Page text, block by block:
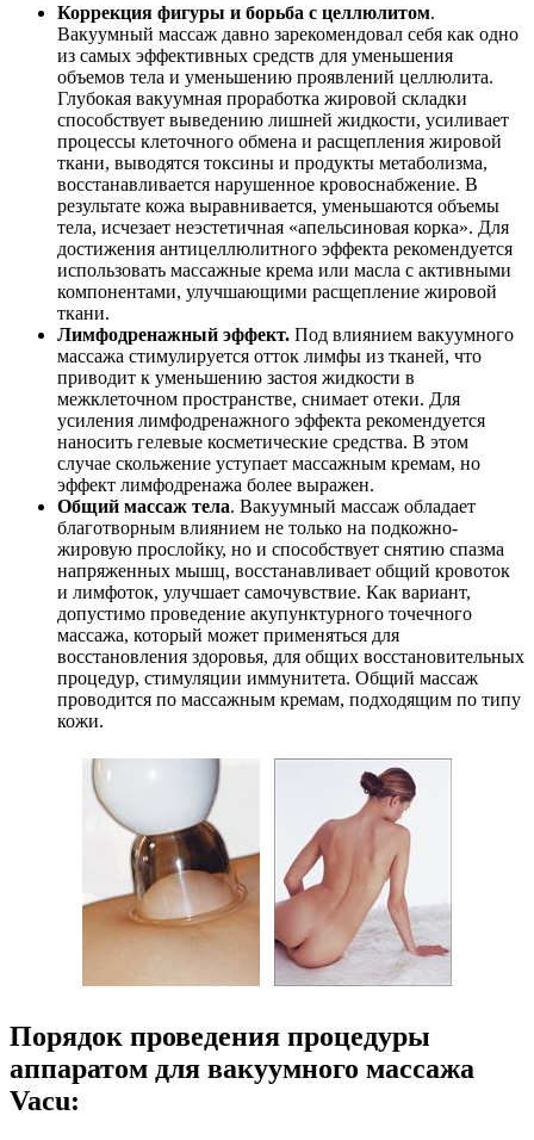
Коррекция фигуры и борьба с целлюлитом.
Вакуумный массаж давно зарекомендовал себя как одно
из самых эффективных средств для уменьшения
объемов тела и уменьшению проявлений целлюлита.
Глубокая вакуумная проработка жировой складки
способствует выведению лишней жидкости, усиливает
процессы клеточного обмена и расщепления жировой
ткани, выводятся токсины и продукты метаболизма,
восстанавливается нарушенное кровоснабжение. В
результате кожа выравнивается, уменьшаются объемы
тела, исчезает неэстетичная «апельсиновая корка». Для
достижения антицеллюлитного эффекта рекомендуется
использовать массажные крема или масла с активными
компонентами, улучшающими расщепление жировой
ткани.
Лимфодренажный эффект. Под влиянием вакуумного
массажа стимулируется отток лимфы из тканей, что
приводит к уменьшению застоя жидкости в
межклеточном пространстве, снимает отеки. Для
усиления лимфодренажного эффекта рекомендуется
наносить гелевые косметические средства. В этом
случае скольжение уступает массажным кремам, но
эффект лимфодренажа более выражен.
Общий массаж тела. Вакуумный массаж обладает
благотворным влиянием не только на подкожно-
жировую прослойку, но и способствует снятию спазма
напряженных мышц, восстанавливает общий кровоток
и лимфоток, улучшает самочувствие. Как вариант,
допустимо проведение акупунктурного точечного
массажа, который может применяться для
восстановления здоровья, для общих восстановительных
процедур, стимуляции иммунитета. Общий массаж
проводится по массажным кремам, подходящим по типу
кожи.
Порядок проведения процедуры
аппаратом для вакуумного массажа
Vacu: